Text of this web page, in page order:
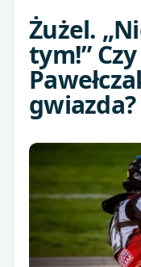
Żużel.
tym!”
gwiazda?